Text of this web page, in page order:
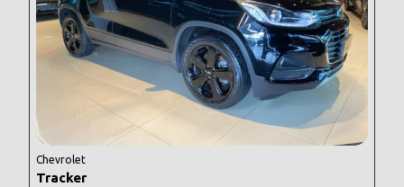
Chevrolet
Tracker